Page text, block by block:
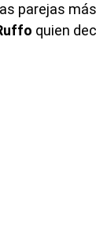
parejas
quien